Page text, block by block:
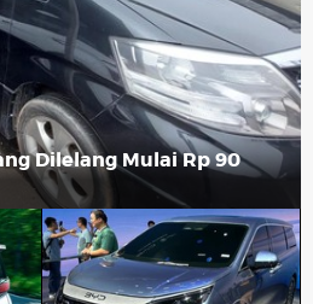
Dilelang Mulai Rp 90